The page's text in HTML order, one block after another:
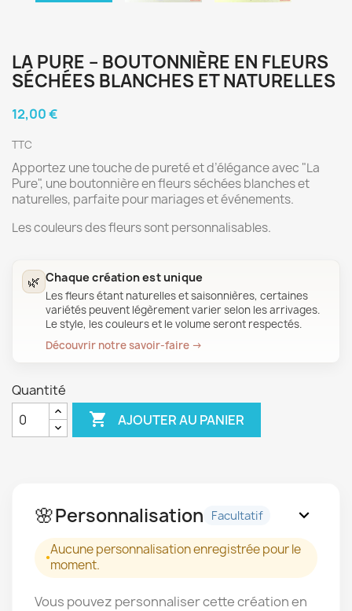
LA PURE – BOUTONNIÈRE EN FLEURS
SÉCHÉES BLANCHES ET NATURELLES
12,00 €
TTC
Apportez une touche de pureté et d’élégance avec "La
Pure", une boutonnière en fleurs séchées blanches et
naturelles, parfaite pour mariages et événements.
Les couleurs des fleurs sont personnalisables.
🌿 Chaque création est unique
Les fleurs étant naturelles et saisonnières, certaines
variétés peuvent légèrement varier selon les arrivages.
Le style, les couleurs et le volume seront respectés.
Découvrir notre savoir-faire →
Quantité
 AJOUTER AU PANIER
🌸Personnalisation Facultatif expand_more
Aucune personnalisation enregistrée pour le
moment.
Vous pouvez personnaliser cette création en